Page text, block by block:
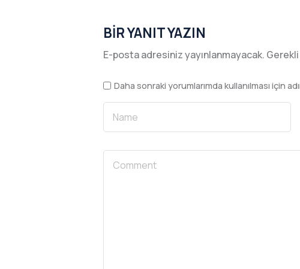
BIR YANIT YAZIN
E-posta adresiniz yayınlanmayacak.
Daha sonraki yorumlarımda kullanılması için